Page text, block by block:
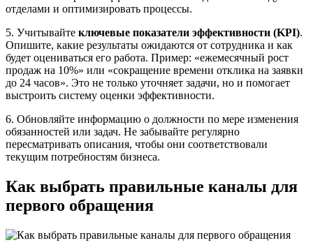
отделами и оптимизировать процессы.
5. Учитывайте ключевые показатели эффективности (KPI).
Опишите, какие результаты ожидаются от сотрудника и как
будет оцениваться его работа. Пример: «ежемесячный рост
продаж на 10%» или «сокращение времени отклика на заявки
до 24 часов». Это не только уточняет задачи, но и помогает
выстроить систему оценки эффективности.
6. Обновляйте информацию о должности по мере изменения
обязанностей или задач. Не забывайте регулярно
пересматривать описания, чтобы они соответствовали
текущим потребностям бизнеса.
Как выбрать правильные каналы для
первого обращения